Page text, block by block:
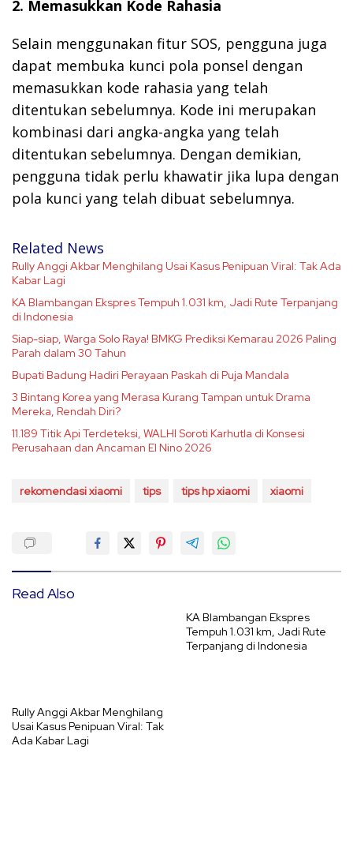
2. Memasukkan Kode Rahasia
Selain menggunakan fitur SOS, pengguna juga
dapat membuka kunci pola ponsel dengan
memasukkan kode rahasia yang telah
ditentukan sebelumnya. Kode ini merupakan
kombinasi dari angka-angka yang telah
ditentukan sebelumnya. Dengan demikian,
pengguna tidak perlu khawatir jika lupa dengan
pola kunci yang telah dibuat sebelumnya.
Related News
Rully Anggi Akbar Menghilang Usai Kasus Penipuan Viral: Tak Ada
Kabar Lagi
KA Blambangan Ekspres Tempuh 1.031 km, Jadi Rute Terpanjang
di Indonesia
Siap-siap, Warga Solo Raya! BMKG Prediksi Kemarau 2026 Paling
Parah dalam 30 Tahun
Bupati Badung Hadiri Perayaan Paskah di Puja Mandala
3 Bintang Korea yang Merasa Kurang Tampan untuk Drama
Mereka, Rendah Diri?
11.189 Titik Api Terdeteksi, WALHI Soroti Karhutla di Konsesi
Perusahaan dan Ancaman El Nino 2026
rekomendasi xiaomi tips tips hp xiaomi xiaomi
Read Also
Rully Anggi Akbar Menghilang
Usai Kasus Penipuan Viral: Tak
Ada Kabar Lagi
KA Blambangan Ekspres
Tempuh 1.031 km, Jadi Rute
Terpanjang di Indonesia